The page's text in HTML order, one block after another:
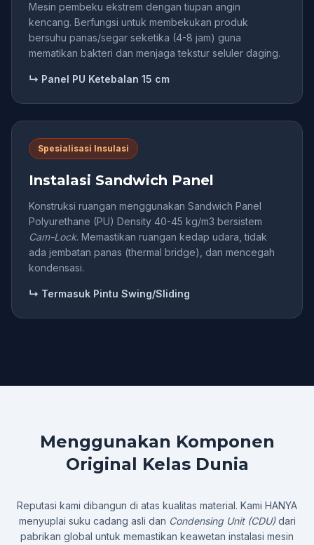
Mesin pembeku ekstrem dengan tiupan angin
kencang. Berfungsi untuk membekukan produk
bersuhu panas/segar seketika (4-8 jam) guna
mematikan bakteri dan menjaga tekstur seluler daging.
↳ Panel PU Ketebalan 15 cm
Spesialisasi Insulasi
Instalasi Sandwich Panel
Konstruksi ruangan menggunakan Sandwich Panel
Polyurethane (PU) Density 40-45 kg/m3 bersistem
Cam-Lock. Memastikan ruangan kedap udara, tidak
ada jembatan panas (thermal bridge), dan mencegah
kondensasi.
↳ Termasuk Pintu Swing/Sliding
Menggunakan Komponen
Original Kelas Dunia
Reputasi kami dibangun di atas kualitas material. Kami HANYA
menyuplai suku cadang asli dan Condensing Unit (CDU)dari
pabrikan global untuk memastikan keawetan instalasi mesin